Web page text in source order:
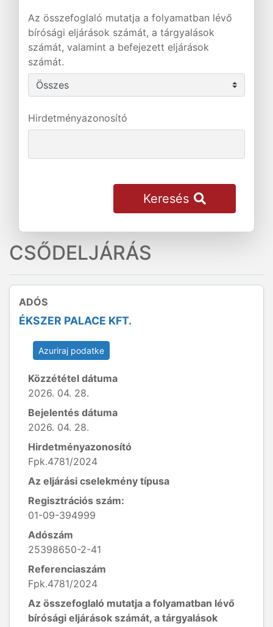
Az összefoglaló mutatja a folyamatban lévő
bírósági eljárások számát, a tárgyalások
számát, valamint a befejezett eljárások
számát.
Hirdetményazonosító
Keresés
CSŐDELJÁRÁS
ADÓS
ÉKSZER PALACE KFT.
Azuriraj podatke
Közzététel dátuma
2026. 04. 28.
Bejelentés dátuma
2026. 04. 28.
Hirdetményazonosító
Fpk.4781/2024
Az eljárási cselekmény típusa
Regisztrációs szám:
01-09-394999
Adószám
25398650-2-41
Referenciaszám
Fpk.4781/2024
Az összefoglaló mutatja a folyamatban lévő
bírósági eljárások számát, a tárgyalások